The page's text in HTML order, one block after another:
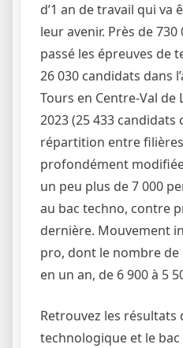
d’1 an de travail qui
leur avenir. Près de
passé les épreuves de
26 030 candidats dans
Tours en Centre-Val de
2023 (25 433 candidats
répartition entre
profondément
un peu plus de 7 000
au bac techno, contre
dernière. Mouvement
pro, dont le nombre de
en un an, de 6 900 à 5
Retrouvez les résultats
technologique et le